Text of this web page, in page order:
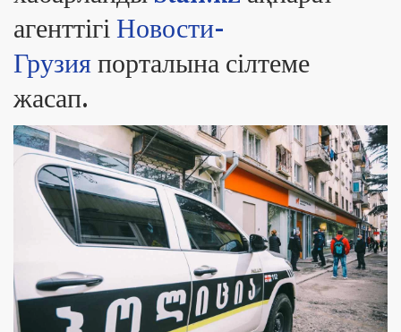
агенттігіНовости-
Грузияпорталына сілтеме
жасап.